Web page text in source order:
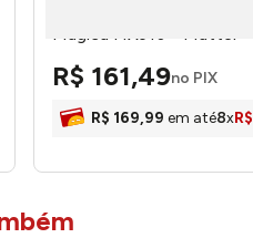
Mágica HXJ10 - Mattel
R$ 161,49no PIX
R$ 169,99 em até8xR$